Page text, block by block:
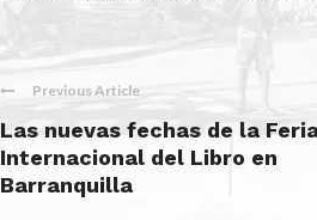
Previous Article
Las nuevas fechas de la
Internacional del Libro en
Barranquilla